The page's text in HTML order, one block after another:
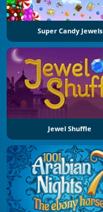
Super Candy Jewels
Jewel Shuffle